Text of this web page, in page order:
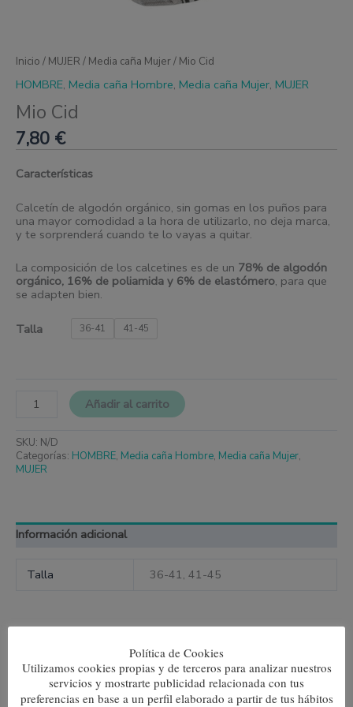
Inicio / MUJER / Media caña Mujer/ Mio Cid
HOMBRE, Media caña Hombre, Media caña Mujer, MUJER
Mio Cid
7,80 €
Características
Calcetín de algodón orgánico, sin gomas en los puños para
una mayor comodidad a la hora de utilizarlo, no deja marca,
y te sorprenderá cuando te lo vayas a quitar.
La composición de los calcetines es de un 78% de algodón
orgánico, 16% de poliamida y 6% de elastómero, para que
se adapten bien.
Talla 36-41 41-45
Añadir al carrito
SKU: N/D
Categorías: HOMBRE, Media caña Hombre, Media caña Mujer,
MUJER
Información adicional
Talla 36-41, 41-45
Productos relacionados
Este
producto
Política de Cookies
Utilizamos cookies propias y de terceros para analizar nuestros
servicios y mostrarte publicidad relacionada con tus
preferencias en base a un perfil elaborado a partir de tus hábitos